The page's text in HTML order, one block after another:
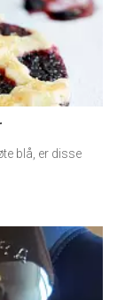
blå, er disse